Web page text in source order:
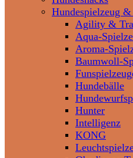
Hundespielzeug
Agility &
Aqua-
Aroma-
Baumwoll-
Hundebälle
Hunter
Intelligenz
KONG